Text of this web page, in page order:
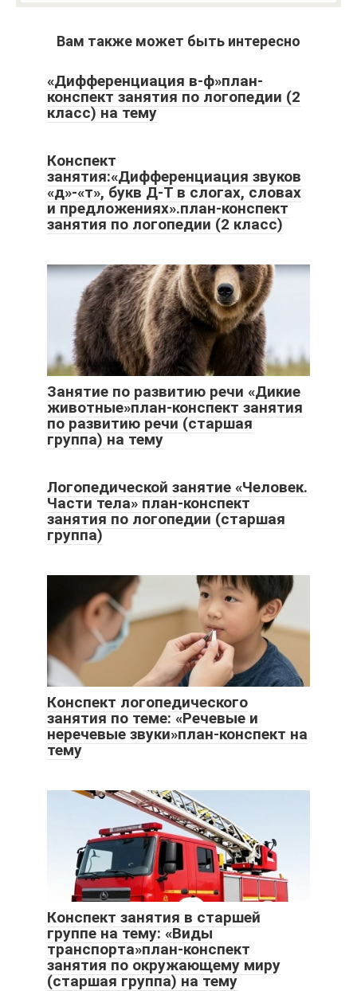
Вам также может быть интересно
«Дифференциация в-ф»план-
конспект занятия по логопедии (2
класс) на тему
Конспект
занятия:«Дифференциация звуков
«д»-«т», букв Д-Т в слогах, словах
и предложениях».план-конспект
занятия по логопедии (2 класс)
Занятие по развитию речи «Дикие
животные»план-конспект занятия
по развитию речи (старшая
группа) на тему
Логопедической занятие «Человек.
Части тела» план-конспект
занятия по логопедии (старшая
группа)
Конспект логопедического
занятия по теме: «Речевые и
неречевые звуки»план-конспект на
тему
Конспект занятия в старшей
группе на тему: «Виды
транспорта»план-конспект
занятия по окружающему миру
(старшая группа) на тему